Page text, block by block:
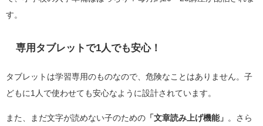
す。
専用タブレットで1人でも安心！
タブレットは学習専用のものなので、危険なことはありません。子
どもに1人で使わせても安心なように設計されています。
また、まだ文字が読めない子のための 「文章読み上げ機能」
。さら